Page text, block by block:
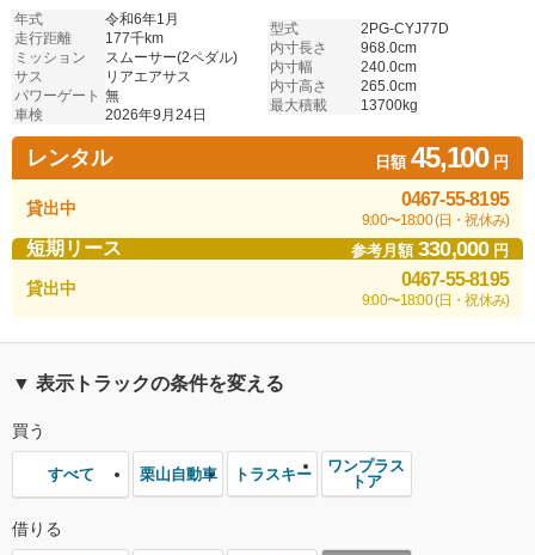
年式
令和6年1月
走行距離
177千km
ミッション
スムーサー(2ペダル)
サス
リアエアサス
パワーゲート 無
車検
2026年9月24日
型式
2PG-CYJ77D
内寸長さ
968.0cm
内寸幅
240.0cm
内寸高さ
265.0cm
最大積載
13700kg
レンタル 日額45,100円
貸出中 0467-55-8195
9:00〜18:00 (日・祝休み)
短期リース 参考月額330,000円
貸出中 0467-55-8195
9:00〜18:00 (日・祝休み)
▼ 表示トラックの条件を変える
買う
すべて 栗山自動車 トラスキー
ワンプラス
トア
借りる